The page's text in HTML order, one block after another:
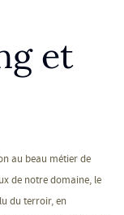
et
au beau métier de
de notre domaine, le
du terroir, en